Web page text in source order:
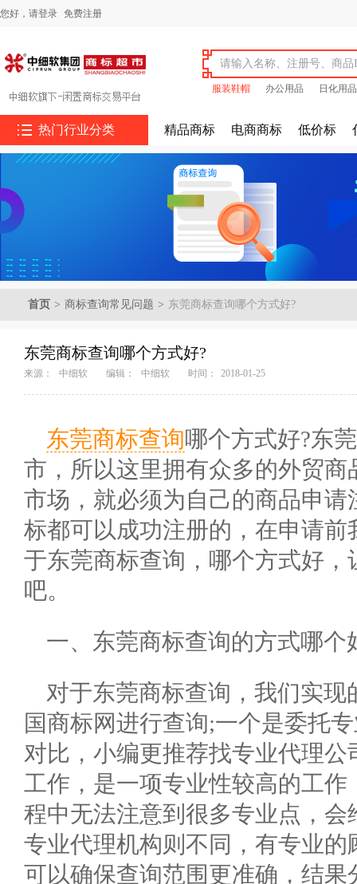
您好， 请登录 免费注册
服装鞋帽 办公用品 日化用品
 热门行业分类 精品商标 电商商标 低价标
首页 > 商标查询常见问题 > 东莞商标查询哪个方式好?
东莞商标查询哪个方式好?
来源： 中细软 编辑： 中细软 时间： 2018-01-25
东莞商标查询哪个方式好?东
市，所以这里拥有众多的外贸
市场，就必须为自己的商品申
标都可以成功注册的，在申请
于东莞商标查询，哪个方式好
吧。
一、东莞商标查询的方式哪个
对于东莞商标查询，我们实
国商标网进行查询;一个是委托
对比，小编更推荐找专业代理
工作，是一项专业性较高的工
程中无法注意到很多专业点，
专业代理机构则不同，有专业
可以确保查询范围更准确，结果